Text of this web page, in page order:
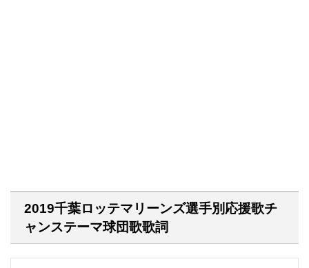
2019千葉ロッテマリーンズ選手別応援歌チ
ャンステーマ球団歌歌詞